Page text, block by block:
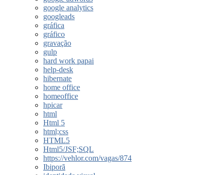
google analytics
googleads
gráfica
gráfico
gravação
gulp
hard work papai
help-desk
hibernate
home office
homeoffice
hpicar
html
Html 5
html;css
HTML5
Html5/JSF;SQL
https://vehlor.com/vagas/874
Ibiporã